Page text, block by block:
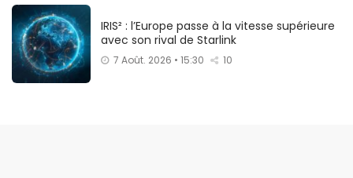
IRIS² : l’Europe passe à la vitesse supérieure
avec son rival de Starlink
7 Août. 2026 • 15:30 10